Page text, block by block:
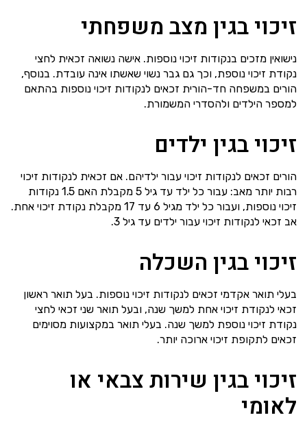
זיכוי בגין מצב משפחתי
נישואין מזכים בנקודות זיכוי נוספות. אישה נשואה זכאית לחצי
נקודת זיכוי נוספת, וכך גם גבר נשוי שאשתו אינה עובדת. בנוסף,
הורים במשפחה חד-הורית זכאים לנקודות זיכוי נוספות בהתאם
למספר הילדים ולהסדרי המשמורת.
זיכוי בגין ילדים
הורים זכאים לנקודות זיכוי עבור ילדיהם. אם זכאית לנקודות זיכוי
רבות יותר מאב: עבור כל ילד עד גיל 5 מקבלת האם 1.5 נקודות
זיכוי נוספות, ועבור כל ילד מגיל 6 עד 17 מקבלת נקודת זיכוי אחת.
אב זכאי לנקודות זיכוי עבור ילדים עד גיל 3.
זיכוי בגין השכלה
בעלי תואר אקדמי זכאים לנקודות זיכוי נוספות. בעל תואר ראשון
זכאי לנקודת זיכוי אחת למשך שנה, ובעל תואר שני זכאי לחצי
נקודת זיכוי נוספת למשך שנה. בעלי תואר במקצועות מסוימים
זכאים לתקופת זיכוי ארוכה יותר.
זיכוי בגין שירות צבאי או
לאומי